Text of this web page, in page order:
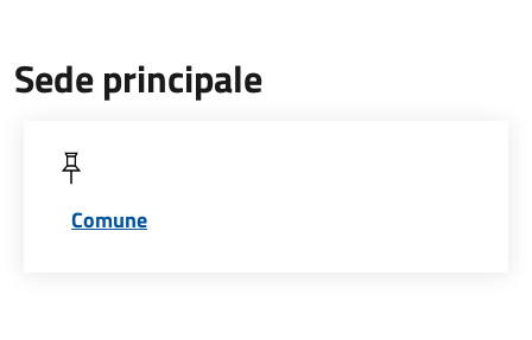
Sede principale
Comune